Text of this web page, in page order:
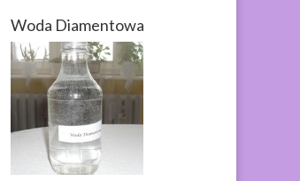
Woda Diamentowa